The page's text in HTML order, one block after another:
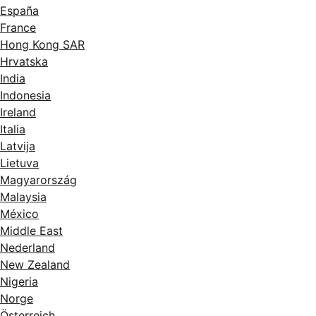
España
France
Hong Kong SAR
Hrvatska
India
Indonesia
Ireland
Italia
Latvija
Lietuva
Magyarország
Malaysia
México
Middle East
Nederland
New Zealand
Nigeria
Norge